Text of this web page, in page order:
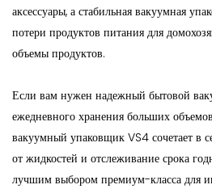
аксессуары, а стабильная вакуумная
потери продуктов питания для
объемы продуктов.
Если вам нужен надежный бытовой
ежедневного хранения больших
вакуумный упаковщик VS4 сочетает в
от жидкостей и отслеживание срока
лучшим выбором премиум-класса для